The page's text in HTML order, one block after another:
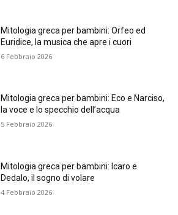
Mitologia greca per bambini: Orfeo ed
Euridice, la musica che apre i cuori
6 Febbraio 2026
Mitologia greca per bambini: Eco e Narciso,
la voce e lo specchio dell’acqua
5 Febbraio 2026
Mitologia greca per bambini: Icaro e
Dedalo, il sogno di volare
4 Febbraio 2026